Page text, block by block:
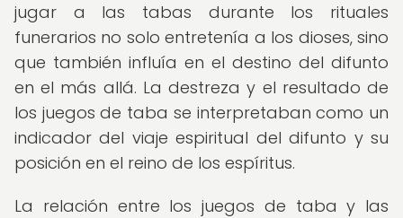
jugar a las tabas durante los rituales
funerarios no solo entretenía a los dioses, sino
que también influía en el destino del difunto
en el más allá. La destreza y el resultado de
los juegos de taba se interpretaban como un
indicador del viaje espiritual del difunto y su
posición en el reino de los espíritus.
La relación entre los juegos de taba y las